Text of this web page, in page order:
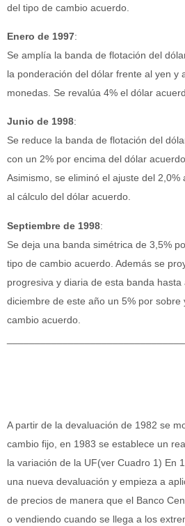
del tipo de cambio acuerdo.
Enero de 1997:
Se amplía la banda de flotación del
la ponderación del dólar frente al yen y
monedas. Se revalúa 4% el dólar
Junio de 1998:
Se reduce la banda de flotación del
con un 2% por encima del dólar
Asimismo, se eliminó el ajuste del 2,0%
al cálculo del dólar acuerdo.
Septiembre de 1998:
Se deja una banda simétrica de 3,5%
tipo de cambio acuerdo. Además se
progresiva y diaria de esta banda hasta
diciembre de este año un 5% por sobre
cambio acuerdo.
A partir de la devaluación de 1982 se
cambio fijo, en 1983 se establece un
la variación de la UF(ver Cuadro 1) En
una nueva devaluación y empieza a
de precios de manera que el Banco
o vendiendo cuando se llega a los